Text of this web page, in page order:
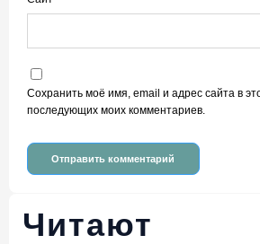
Сохранить моё имя, email и адрес сайта в
последующих моих комментариев.
Читают